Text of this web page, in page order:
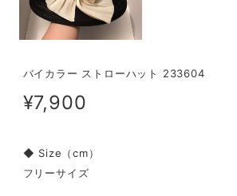
バイカラー ストローハット 233604
¥7,900
◆ Size（cm）
フリーサイズ